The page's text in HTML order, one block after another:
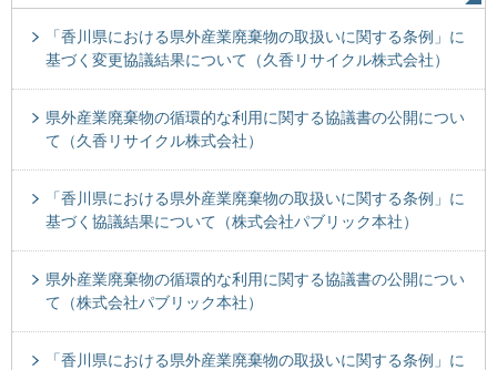
「香川県における県外産業廃棄物の取扱いに関する条例」に
基づく変更協議結果について（久香リサイクル株式会社）
県外産業廃棄物の循環的な利用に関する協議書の公開につい
て（久香リサイクル株式会社）
「香川県における県外産業廃棄物の取扱いに関する条例」に
基づく協議結果について（株式会社パブリック本社）
県外産業廃棄物の循環的な利用に関する協議書の公開につい
て（株式会社パブリック本社）
「香川県における県外産業廃棄物の取扱いに関する条例」に